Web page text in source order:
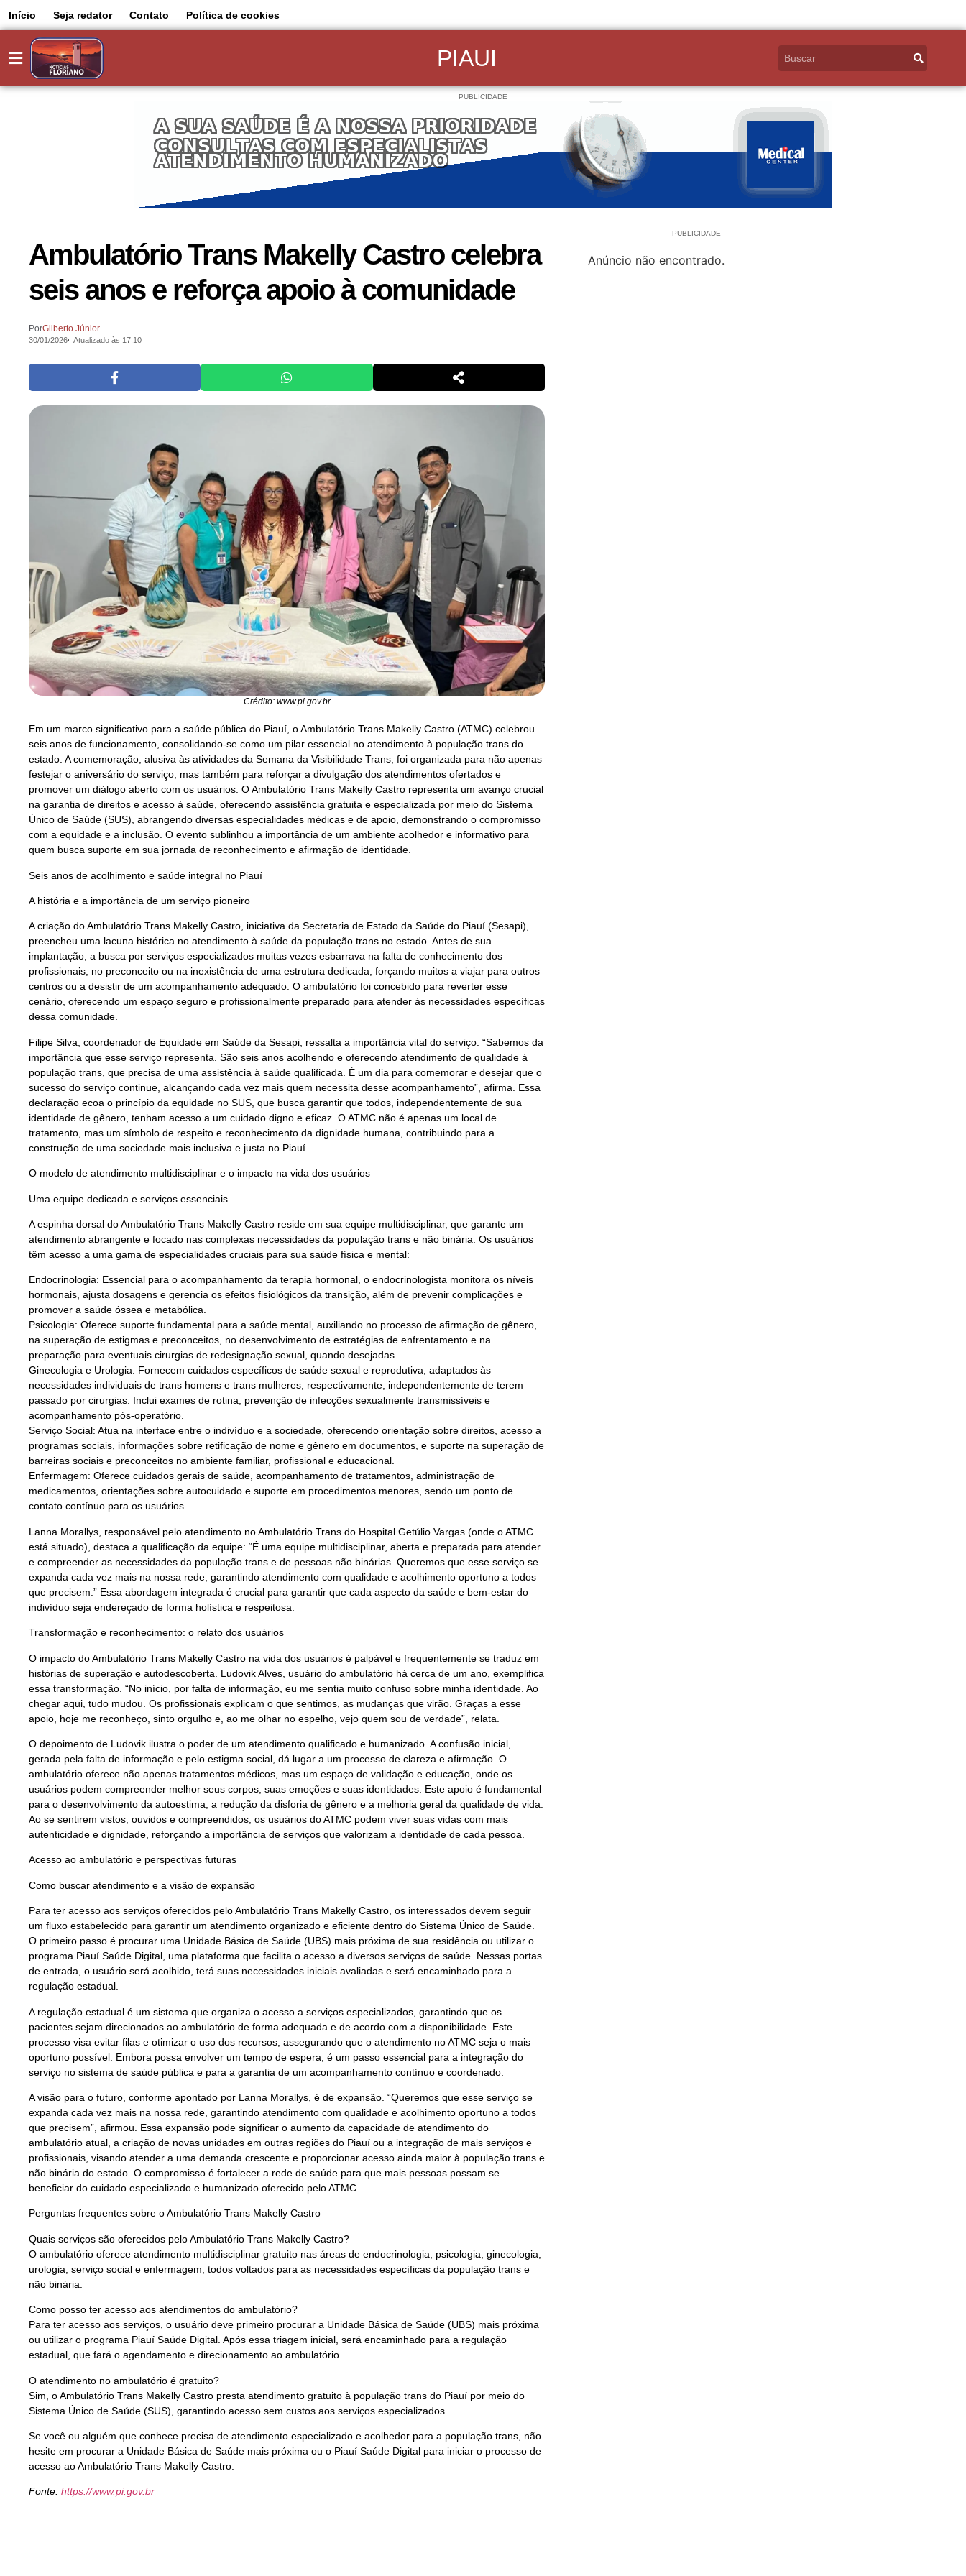
Início Seja redator Contato Política de cookies
PIAUI
PUBLICIDADE
Ambulatório Trans Makelly Castro celebra
seis anos e reforça apoio à comunidade
PorGilberto Júnior
30/01/2026 Atualizado às 17:10
Crédito: www.pi.gov.br
Em um marco significativo para a saúde pública do Piauí, o Ambulatório Trans Makelly Castro (ATMC) celebrou
seis anos de funcionamento, consolidando-se como um pilar essencial no atendimento à população trans do
estado. A comemoração, alusiva às atividades da Semana da Visibilidade Trans, foi organizada para não apenas
festejar o aniversário do serviço, mas também para reforçar a divulgação dos atendimentos ofertados e
promover um diálogo aberto com os usuários. O Ambulatório Trans Makelly Castro representa um avanço crucial
na garantia de direitos e acesso à saúde, oferecendo assistência gratuita e especializada por meio do Sistema
Único de Saúde (SUS), abrangendo diversas especialidades médicas e de apoio, demonstrando o compromisso
com a equidade e a inclusão. O evento sublinhou a importância de um ambiente acolhedor e informativo para
quem busca suporte em sua jornada de reconhecimento e afirmação de identidade.
Seis anos de acolhimento e saúde integral no Piauí
A história e a importância de um serviço pioneiro
A criação do Ambulatório Trans Makelly Castro, iniciativa da Secretaria de Estado da Saúde do Piauí (Sesapi),
preencheu uma lacuna histórica no atendimento à saúde da população trans no estado. Antes de sua
implantação, a busca por serviços especializados muitas vezes esbarrava na falta de conhecimento dos
profissionais, no preconceito ou na inexistência de uma estrutura dedicada, forçando muitos a viajar para outros
centros ou a desistir de um acompanhamento adequado. O ambulatório foi concebido para reverter esse
cenário, oferecendo um espaço seguro e profissionalmente preparado para atender às necessidades específicas
dessa comunidade.
Filipe Silva, coordenador de Equidade em Saúde da Sesapi, ressalta a importância vital do serviço. “Sabemos da
importância que esse serviço representa. São seis anos acolhendo e oferecendo atendimento de qualidade à
população trans, que precisa de uma assistência à saúde qualificada. É um dia para comemorar e desejar que o
sucesso do serviço continue, alcançando cada vez mais quem necessita desse acompanhamento”, afirma. Essa
declaração ecoa o princípio da equidade no SUS, que busca garantir que todos, independentemente de sua
identidade de gênero, tenham acesso a um cuidado digno e eficaz. O ATMC não é apenas um local de
tratamento, mas um símbolo de respeito e reconhecimento da dignidade humana, contribuindo para a
construção de uma sociedade mais inclusiva e justa no Piauí.
O modelo de atendimento multidisciplinar e o impacto na vida dos usuários
Uma equipe dedicada e serviços essenciais
A espinha dorsal do Ambulatório Trans Makelly Castro reside em sua equipe multidisciplinar, que garante um
atendimento abrangente e focado nas complexas necessidades da população trans e não binária. Os usuários
têm acesso a uma gama de especialidades cruciais para sua saúde física e mental:
Endocrinologia: Essencial para o acompanhamento da terapia hormonal, o endocrinologista monitora os níveis
hormonais, ajusta dosagens e gerencia os efeitos fisiológicos da transição, além de prevenir complicações e
promover a saúde óssea e metabólica.
Psicologia: Oferece suporte fundamental para a saúde mental, auxiliando no processo de afirmação de gênero,
na superação de estigmas e preconceitos, no desenvolvimento de estratégias de enfrentamento e na
preparação para eventuais cirurgias de redesignação sexual, quando desejadas.
Ginecologia e Urologia: Fornecem cuidados específicos de saúde sexual e reprodutiva, adaptados às
necessidades individuais de trans homens e trans mulheres, respectivamente, independentemente de terem
passado por cirurgias. Inclui exames de rotina, prevenção de infecções sexualmente transmissíveis e
acompanhamento pós-operatório.
Serviço Social: Atua na interface entre o indivíduo e a sociedade, oferecendo orientação sobre direitos, acesso a
programas sociais, informações sobre retificação de nome e gênero em documentos, e suporte na superação de
barreiras sociais e preconceitos no ambiente familiar, profissional e educacional.
Enfermagem: Oferece cuidados gerais de saúde, acompanhamento de tratamentos, administração de
medicamentos, orientações sobre autocuidado e suporte em procedimentos menores, sendo um ponto de
contato contínuo para os usuários.
Lanna Morallys, responsável pelo atendimento no Ambulatório Trans do Hospital Getúlio Vargas (onde o ATMC
está situado), destaca a qualificação da equipe: “É uma equipe multidisciplinar, aberta e preparada para atender
e compreender as necessidades da população trans e de pessoas não binárias. Queremos que esse serviço se
expanda cada vez mais na nossa rede, garantindo atendimento com qualidade e acolhimento oportuno a todos
que precisem.” Essa abordagem integrada é crucial para garantir que cada aspecto da saúde e bem-estar do
indivíduo seja endereçado de forma holística e respeitosa.
Transformação e reconhecimento: o relato dos usuários
O impacto do Ambulatório Trans Makelly Castro na vida dos usuários é palpável e frequentemente se traduz em
histórias de superação e autodescoberta. Ludovik Alves, usuário do ambulatório há cerca de um ano, exemplifica
essa transformação. “No início, por falta de informação, eu me sentia muito confuso sobre minha identidade. Ao
chegar aqui, tudo mudou. Os profissionais explicam o que sentimos, as mudanças que virão. Graças a esse
apoio, hoje me reconheço, sinto orgulho e, ao me olhar no espelho, vejo quem sou de verdade”, relata.
O depoimento de Ludovik ilustra o poder de um atendimento qualificado e humanizado. A confusão inicial,
gerada pela falta de informação e pelo estigma social, dá lugar a um processo de clareza e afirmação. O
ambulatório oferece não apenas tratamentos médicos, mas um espaço de validação e educação, onde os
usuários podem compreender melhor seus corpos, suas emoções e suas identidades. Este apoio é fundamental
para o desenvolvimento da autoestima, a redução da disforia de gênero e a melhoria geral da qualidade de vida.
Ao se sentirem vistos, ouvidos e compreendidos, os usuários do ATMC podem viver suas vidas com mais
autenticidade e dignidade, reforçando a importância de serviços que valorizam a identidade de cada pessoa.
Acesso ao ambulatório e perspectivas futuras
Como buscar atendimento e a visão de expansão
Para ter acesso aos serviços oferecidos pelo Ambulatório Trans Makelly Castro, os interessados devem seguir
um fluxo estabelecido para garantir um atendimento organizado e eficiente dentro do Sistema Único de Saúde.
O primeiro passo é procurar uma Unidade Básica de Saúde (UBS) mais próxima de sua residência ou utilizar o
programa Piauí Saúde Digital, uma plataforma que facilita o acesso a diversos serviços de saúde. Nessas portas
de entrada, o usuário será acolhido, terá suas necessidades iniciais avaliadas e será encaminhado para a
regulação estadual.
A regulação estadual é um sistema que organiza o acesso a serviços especializados, garantindo que os
pacientes sejam direcionados ao ambulatório de forma adequada e de acordo com a disponibilidade. Este
processo visa evitar filas e otimizar o uso dos recursos, assegurando que o atendimento no ATMC seja o mais
oportuno possível. Embora possa envolver um tempo de espera, é um passo essencial para a integração do
serviço no sistema de saúde pública e para a garantia de um acompanhamento contínuo e coordenado.
A visão para o futuro, conforme apontado por Lanna Morallys, é de expansão. “Queremos que esse serviço se
expanda cada vez mais na nossa rede, garantindo atendimento com qualidade e acolhimento oportuno a todos
que precisem”, afirmou. Essa expansão pode significar o aumento da capacidade de atendimento do
ambulatório atual, a criação de novas unidades em outras regiões do Piauí ou a integração de mais serviços e
profissionais, visando atender a uma demanda crescente e proporcionar acesso ainda maior à população trans e
não binária do estado. O compromisso é fortalecer a rede de saúde para que mais pessoas possam se
beneficiar do cuidado especializado e humanizado oferecido pelo ATMC.
Perguntas frequentes sobre o Ambulatório Trans Makelly Castro
Quais serviços são oferecidos pelo Ambulatório Trans Makelly Castro?
O ambulatório oferece atendimento multidisciplinar gratuito nas áreas de endocrinologia, psicologia, ginecologia,
urologia, serviço social e enfermagem, todos voltados para as necessidades específicas da população trans e
não binária.
Como posso ter acesso aos atendimentos do ambulatório?
Para ter acesso aos serviços, o usuário deve primeiro procurar a Unidade Básica de Saúde (UBS) mais próxima
ou utilizar o programa Piauí Saúde Digital. Após essa triagem inicial, será encaminhado para a regulação
estadual, que fará o agendamento e direcionamento ao ambulatório.
O atendimento no ambulatório é gratuito?
Sim, o Ambulatório Trans Makelly Castro presta atendimento gratuito à população trans do Piauí por meio do
Sistema Único de Saúde (SUS), garantindo acesso sem custos aos serviços especializados.
Se você ou alguém que conhece precisa de atendimento especializado e acolhedor para a população trans, não
hesite em procurar a Unidade Básica de Saúde mais próxima ou o Piauí Saúde Digital para iniciar o processo de
acesso ao Ambulatório Trans Makelly Castro.
Fonte: https://www.pi.gov.br
PUBLICIDADE
Anúncio não encontrado.